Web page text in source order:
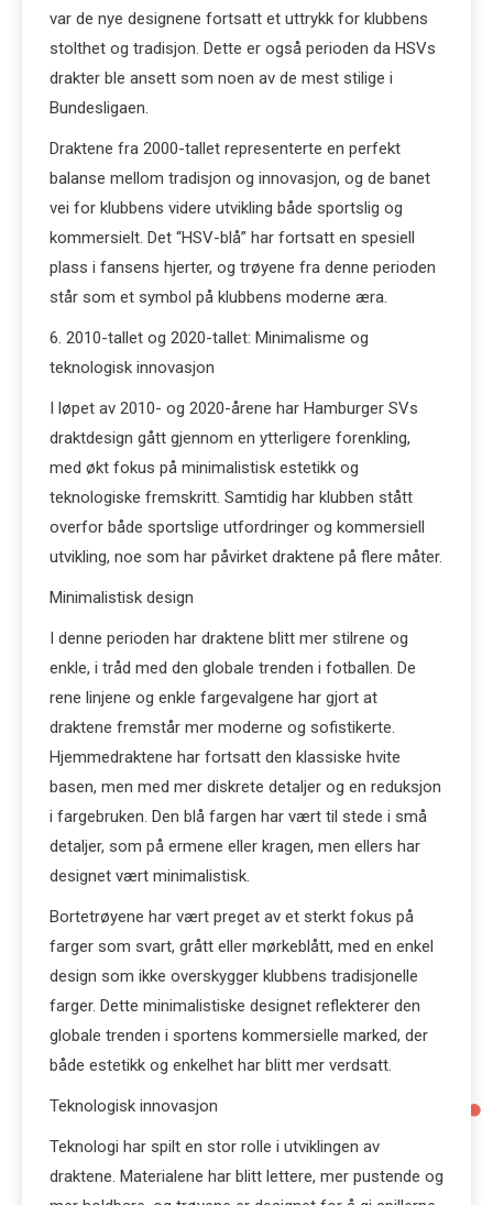
var de nye designene fortsatt et uttrykk for klubbens
stolthet og tradisjon. Dette er også perioden da HSVs
drakter ble ansett som noen av de mest stilige i
Bundesligaen.
Draktene fra 2000-tallet representerte en perfekt
balanse mellom tradisjon og innovasjon, og de banet
vei for klubbens videre utvikling både sportslig og
kommersielt. Det “HSV-blå” har fortsatt en spesiell
plass i fansens hjerter, og trøyene fra denne perioden
står som et symbol på klubbens moderne æra.
6. 2010-tallet og 2020-tallet: Minimalisme og
teknologisk innovasjon
I løpet av 2010- og 2020-årene har Hamburger SVs
draktdesign gått gjennom en ytterligere forenkling,
med økt fokus på minimalistisk estetikk og
teknologiske fremskritt. Samtidig har klubben stått
overfor både sportslige utfordringer og kommersiell
utvikling, noe som har påvirket draktene på flere måter.
Minimalistisk design
I denne perioden har draktene blitt mer stilrene og
enkle, i tråd med den globale trenden i fotballen. De
rene linjene og enkle fargevalgene har gjort at
draktene fremstår mer moderne og sofistikerte.
Hjemmedraktene har fortsatt den klassiske hvite
basen, men med mer diskrete detaljer og en reduksjon
i fargebruken. Den blå fargen har vært til stede i små
detaljer, som på ermene eller kragen, men ellers har
designet vært minimalistisk.
Bortetrøyene har vært preget av et sterkt fokus på
farger som svart, grått eller mørkeblått, med en enkel
design som ikke overskygger klubbens tradisjonelle
farger. Dette minimalistiske designet reflekterer den
globale trenden i sportens kommersielle marked, der
både estetikk og enkelhet har blitt mer verdsatt.
Teknologisk innovasjon
Teknologi har spilt en stor rolle i utviklingen av
draktene. Materialene har blitt lettere, mer pustende og